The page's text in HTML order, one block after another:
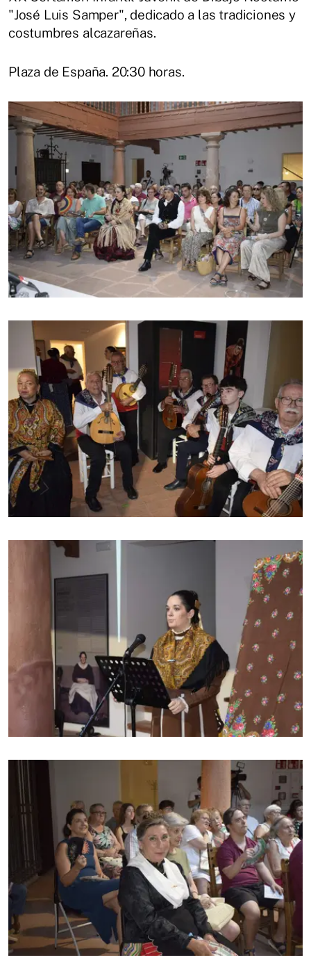
"José Luis Samper", dedicado a las tradiciones y
costumbres alcazareñas.
Plaza de España. 20:30 horas.